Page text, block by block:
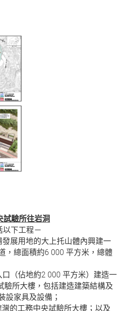
試驗所往岩洞
以下工程－
發展用地的大上托山體內興建一
，總面積約6 000 平方米，總體
口（佔地約2 000 平方米）建造一
驗所大樓，包括建造建築結構及
設家具及設備；
灣的工務中央試驗所大樓；以及